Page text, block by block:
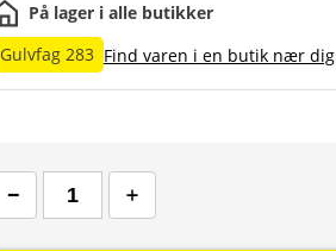
På lager i alle butikker
Gulvfag 283 Find varen i en butik nær dig